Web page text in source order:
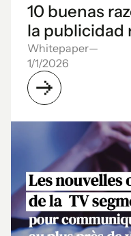
10 buenas
la publicidad
Whitepaper—
1/1/2026